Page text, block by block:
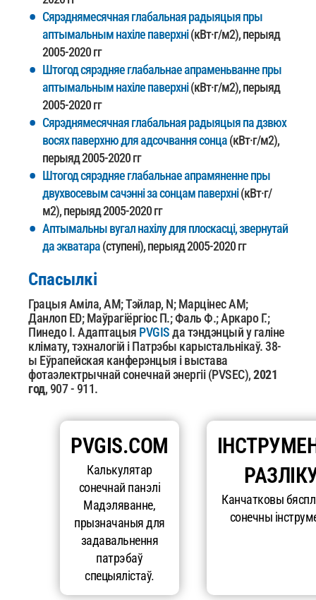
Сярэднямесячная глабальная радыяцыя пры
аптымальным нахіле паверхні(кВт·г/м2), перыяд
2005-2020 гг
Штогод сярэдняе глабальнае апраменьванне пры
аптымальным нахіле паверхні(кВт·г/м2), перыяд
2005-2020 гг
Сярэднямесячная глабальная радыяцыя па дзвюх
восях паверхню для адсочвання сонца(кВт·г/м2),
перыяд 2005-2020 гг
Штогод сярэдняе глабальнае апрамяненне пры
двухвосевым сачэнні за сонцам паверхні(кВт·г/
м2), перыяд 2005-2020 гг
Аптымальны вугал нахілу для плоскасці, звернутай
да экватара(ступені), перыяд 2005-2020 гг
Спасылкі
Грацыя Аміла, AM; Тэйлар, N; Марцінес AM;
Данлоп ED; Маўрагіёргіос П.; Фаль Ф.; Аркаро Г.;
Пинедо І. Адаптацыя PVGISда тэндэнцый у галіне
клімату, тэхналогій і Патрэбы карыстальнікаў. 38-
ы Еўрапейская канферэнцыя і выстава
фотаэлектрычнай сонечнай энергіі (PVSEC),2021
год, 907 - 911.
PVGIS.COM
Калькулятар
сонечнай панэлі
Мадэляванне,
прызначаныя для
задавальнення
патрэбаў
спецыялістаў.
Канчатковы
сонечны